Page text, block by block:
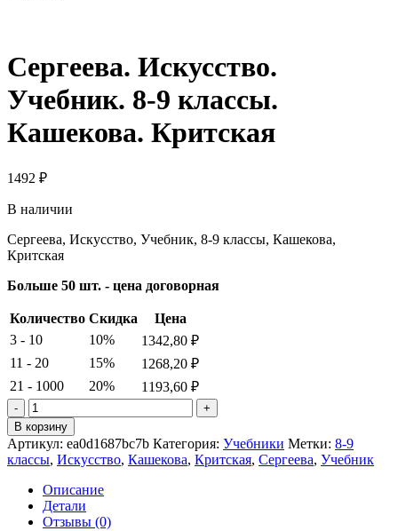
Сергеева. Искусство.
Учебник. 8-9 классы.
Кашекова. Критская
1492 ₽
В наличии
Сергеева, Искусство, Учебник, 8-9 классы, Кашекова,
Критская
Больше 50 шт. - цена договорная
Количество Скидка
Цена
3 - 10
10% 1342,80 ₽
11 - 20
15% 1268,20 ₽
21 - 1000
20% 1193,60 ₽
Количество
товара
Сергеева.
Искусство.
Учебник.
8-
9
классы.
В корзину
Артикул: ea0d1687bc7b Категория: Учебники Метки: 8-9
классы, Искусство, Кашекова, Критская, Сергеева, Учебник
Описание
Детали
Отзывы (0)